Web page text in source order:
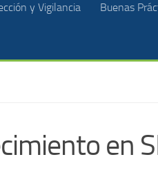
y Vigilancia Buenas
en